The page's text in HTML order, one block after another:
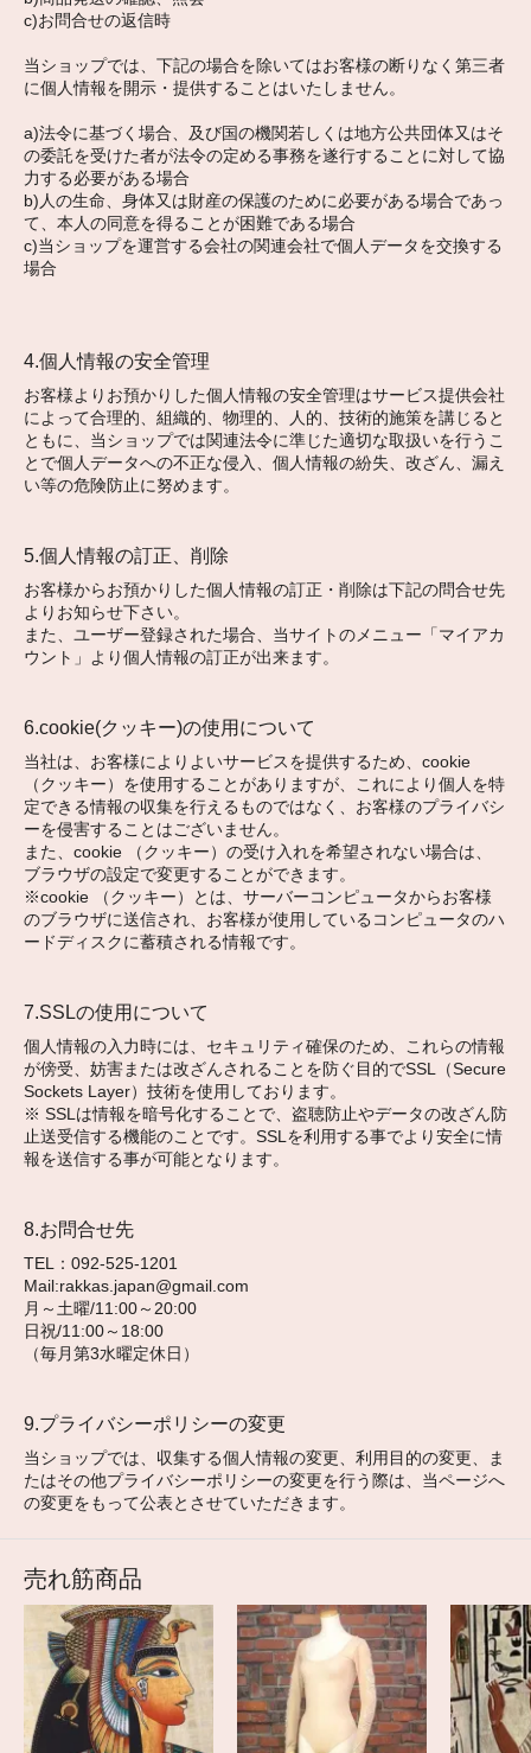
c)お問合せの返信時
当ショップでは、下記の場合を除いてはお客様の断りなく第三者
に個人情報を開示・提供することはいたしません。
a)法令に基づく場合、及び国の機関若しくは地方公共団体又はそ
の委託を受けた者が法令の定める事務を遂行することに対して協
力する必要がある場合
b)人の生命、身体又は財産の保護のために必要がある場合であっ
て、本人の同意を得ることが困難である場合
c)当ショップを運営する会社の関連会社で個人データを交換する
場合
4.個人情報の安全管理
お客様よりお預かりした個人情報の安全管理はサービス提供会社
によって合理的、組織的、物理的、人的、技術的施策を講じると
ともに、当ショップでは関連法令に準じた適切な取扱いを行うこ
とで個人データへの不正な侵入、個人情報の紛失、改ざん、漏え
い等の危険防止に努めます。
5.個人情報の訂正、削除
お客様からお預かりした個人情報の訂正・削除は下記の問合せ先
よりお知らせ下さい。
また、ユーザー登録された場合、当サイトのメニュー「マイアカ
ウント」より個人情報の訂正が出来ます。
6.cookie(クッキー)の使用について
当社は、お客様によりよいサービスを提供するため、cookie
（クッキー）を使用することがありますが、これにより個人を特
定できる情報の収集を行えるものではなく、お客様のプライバシ
ーを侵害することはございません。
また、cookie （クッキー）の受け入れを希望されない場合は、
ブラウザの設定で変更することができます。
※cookie （クッキー）とは、サーバーコンピュータからお客様
のブラウザに送信され、お客様が使用しているコンピュータのハ
ードディスクに蓄積される情報です。
7.SSLの使用について
個人情報の入力時には、セキュリティ確保のため、これらの情報
が傍受、妨害または改ざんされることを防ぐ目的でSSL（Secure
Sockets Layer）技術を使用しております。
※ SSLは情報を暗号化することで、盗聴防止やデータの改ざん防
止送受信する機能のことです。SSLを利用する事でより安全に情
報を送信する事が可能となります。
8.お問合せ先
TEL：092-525-1201
Mail:rakkas.japan@gmail.com
月～土曜/11:00～20:00
日祝/11:00～18:00
（毎月第3水曜定休日）
9.プライバシーポリシーの変更
当ショップでは、収集する個人情報の変更、利用目的の変更、ま
たはその他プライバシーポリシーの変更を行う際は、当ページへ
の変更をもって公表とさせていただきます。
売れ筋商品